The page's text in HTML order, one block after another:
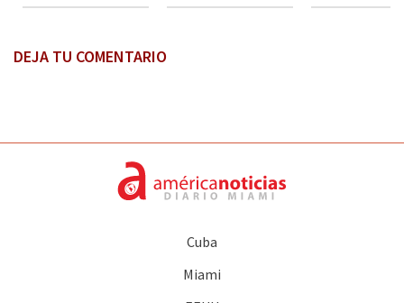
DEJA TU COMENTARIO
Cuba
Miami